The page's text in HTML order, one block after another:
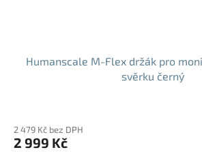
Humanscale M-Flex držák pro
svěrku černý
2 479 Kč bez DPH
2 999 Kč